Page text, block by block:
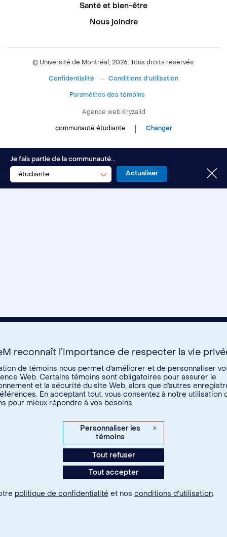
Santé et bien-être
Nous joindre
© Université de Montréal, 2026. Tous droits réservés.
Confidentialité
Conditions d’utilisation
Paramètres des témoins
Agence web Kryzalid
communauté étudiante
Changer
Je fais partie de la communauté...
étudiante
reconnaît l’importance de respecter la vie
de témoins nous permet d’améliorer et de personnaliser
Web. Certains témoins sont obligatoires pour assurer le
et la sécurité du site Web, alors que d’autres
En acceptant tout, vous consentez à notre utilisation
pour mieux répondre à vos besoins.
Personnaliser les
témoins
>
Tout refuser
Tout accepter
politique de confidentialitéet nos conditions d’utilisation.